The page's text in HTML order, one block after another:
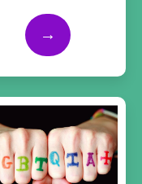
décoloniale
→